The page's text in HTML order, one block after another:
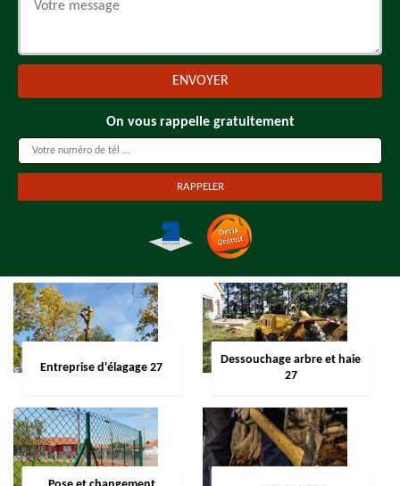
On vous rappelle gratuitement
Entreprise d'élagage 27
Dessouchage arbre et haie
27